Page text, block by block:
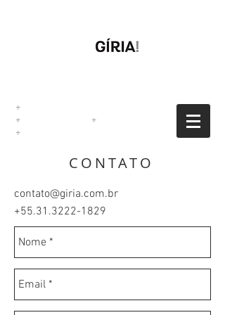
+
+
EDITORIAL+
+
CONTATO
contato@giria.com.br
+55.31.3222-1829